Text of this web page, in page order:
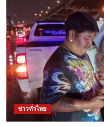
ข่าวทั่วไทย